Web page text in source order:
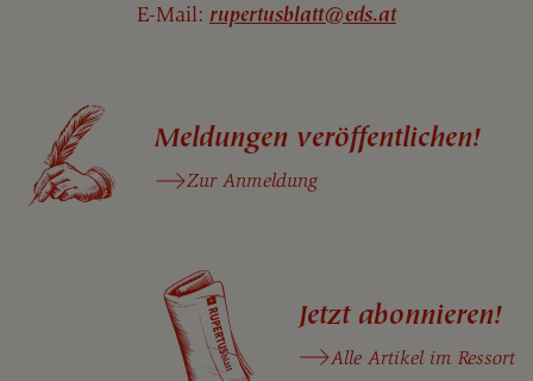
E-Mail: rupertusblatt@eds.at
Meldungen veröffentlichen!
Zur Anmeldung
Jetzt abonnieren!
Alle Artikel im Ressort